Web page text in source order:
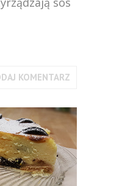
KOMENTARZ